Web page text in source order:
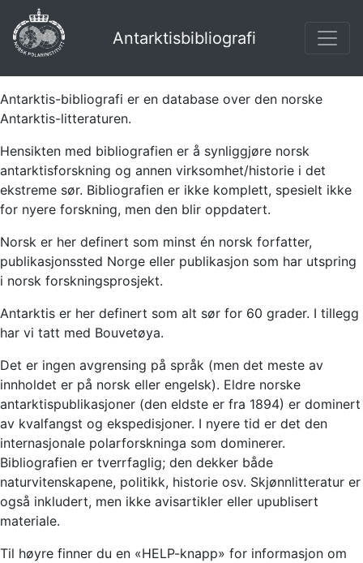
Antarktisbibliografi
Antarktis-bibliografi er en database over den norske
Antarktis-litteraturen.
Hensikten med bibliografien er å synliggjøre norsk
antarktisforskning og annen virksomhet/historie i det
ekstreme sør. Bibliografien er ikke komplett, spesielt ikke
for nyere forskning, men den blir oppdatert.
Norsk er her definert som minst én norsk forfatter,
publikasjonssted Norge eller publikasjon som har utspring
i norsk forskningsprosjekt.
Antarktis er her definert som alt sør for 60 grader. I tillegg
har vi tatt med Bouvetøya.
Det er ingen avgrensing på språk (men det meste av
innholdet er på norsk eller engelsk). Eldre norske
antarktispublikasjoner (den eldste er fra 1894) er dominert
av kvalfangst og ekspedisjoner. I nyere tid er det den
internasjonale polarforskninga som dominerer.
Bibliografien er tverrfaglig; den dekker både
naturvitenskapene, politikk, historie osv. Skjønnlitteratur er
også inkludert, men ikke avisartikler eller upublisert
materiale.
Til høyre finner du en «HELP-knapp» for informasjon om